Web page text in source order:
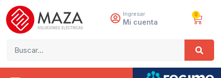
Ingresar
Mi cuenta
0